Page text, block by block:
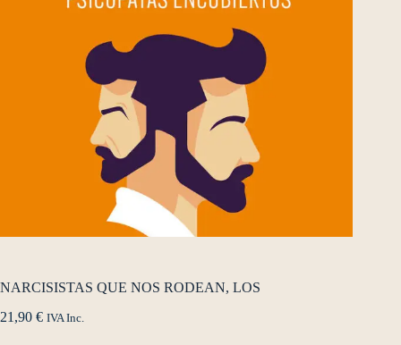
NARCISISTAS QUE NOS RODEAN, LOS
21,90 € IVA Inc.